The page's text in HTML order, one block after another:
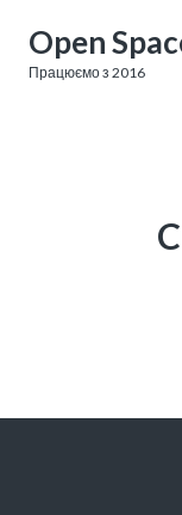
Open
Працюємо з 2016